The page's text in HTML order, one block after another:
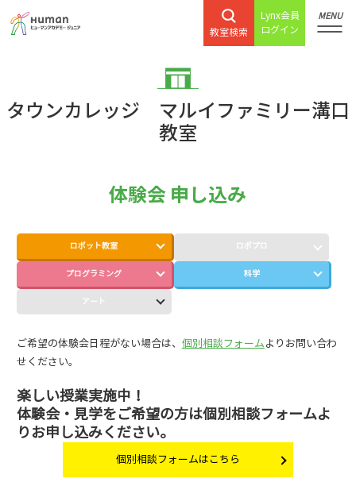
教室検索
Lynx会員
ログイン
MENU
タウンカレッジ マルイファミリー溝口
教室
体験会 申し込み
ロボット教室 ロボプロ
プログラミング 科学
アート
ご希望の体験会日程がない場合は、 個別相談フォームよりお問い合わ
せください。
楽しい授業実施中！
体験会・見学をご希望の方は個別相談フォームよ
りお申し込みください。
個別相談フォームはこちら